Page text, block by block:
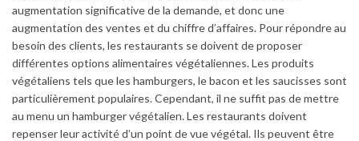
augmentation significative de la demande, et donc une
augmentation des ventes et du chiffre d’affaires. Pour répondre au
besoin des clients, les restaurants se doivent de proposer
différentes options alimentaires végétaliennes. Les produits
végétaliens tels que les hamburgers, le bacon et les saucisses sont
particulièrement populaires. Cependant, il ne suffit pas de mettre
au menu un hamburger végétalien. Les restaurants doivent
repenser leur activité d’un point de vue végétal. Ils peuvent être